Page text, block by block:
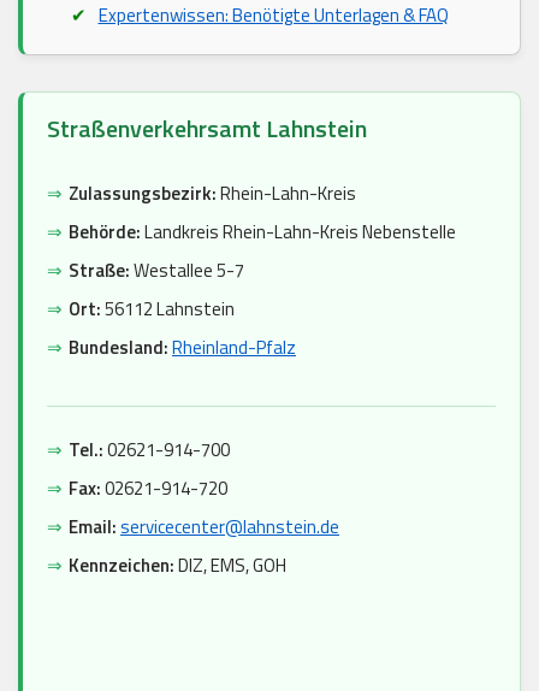
Expertenwissen: Benötigte Unterlagen & FAQ
Straßenverkehrsamt Lahnstein
⇒ Zulassungsbezirk:Rhein-Lahn-Kreis
⇒ Behörde:Landkreis Rhein-Lahn-Kreis Nebenstelle
⇒ Straße:Westallee 5-7
⇒ Ort:56112 Lahnstein
⇒ Bundesland:Rheinland-Pfalz
⇒ Tel.:02621-914-700
⇒ Fax:02621-914-720
⇒ Email:servicecenter@lahnstein.de
⇒ Kennzeichen:DIZ, EMS, GOH